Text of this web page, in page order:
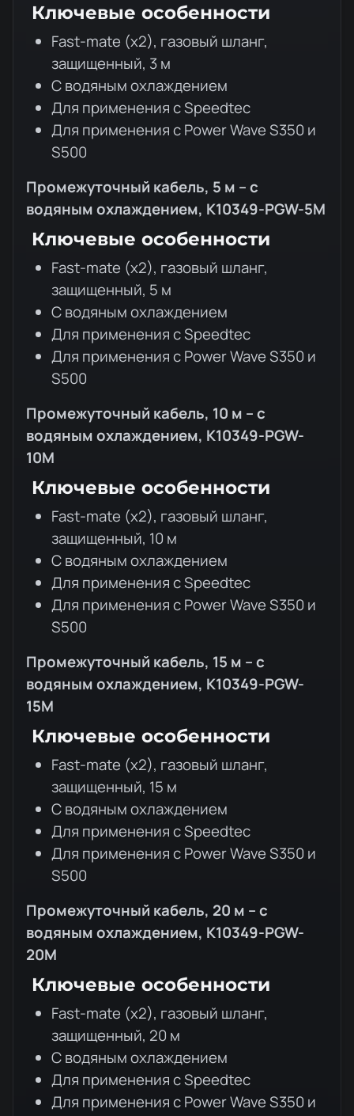
Ключевые особенности
Fast-mate (x2), газовый шланг,
защищенный, 3 м
С водяным охлаждением
Для применения с Speedtec
Для применения с Power Wave S350 и
S500
Промежуточный кабель, 5 м – с
водяным охлаждением, K10349-PGW-5M
Ключевые особенности
Fast-mate (x2), газовый шланг,
защищенный, 5 м
С водяным охлаждением
Для применения с Speedtec
Для применения с Power Wave S350 и
S500
Промежуточный кабель, 10 м – с
водяным охлаждением, K10349-PGW-
10M
Ключевые особенности
Fast-mate (x2), газовый шланг,
защищенный, 10 м
С водяным охлаждением
Для применения с Speedtec
Для применения с Power Wave S350 и
S500
Промежуточный кабель, 15 м – с
водяным охлаждением, K10349-PGW-
15M
Ключевые особенности
Fast-mate (x2), газовый шланг,
защищенный, 15 м
С водяным охлаждением
Для применения с Speedtec
Для применения с Power Wave S350 и
S500
Промежуточный кабель, 20 м – с
водяным охлаждением, K10349-PGW-
20M
Ключевые особенности
Fast-mate (x2), газовый шланг,
защищенный, 20 м
С водяным охлаждением
Для применения с Speedtec
Для применения с Power Wave S350 и